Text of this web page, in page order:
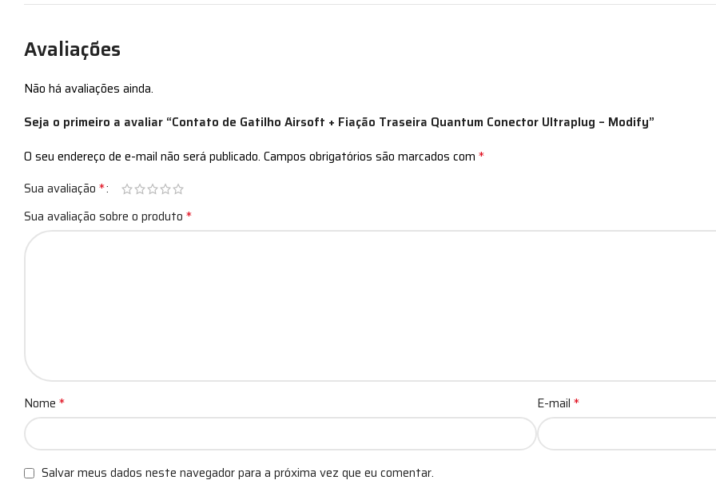
Avaliações
Não há avaliações ainda.
Seja o primeiro a avaliar “Contato de Gatilho Airsoft + Fiação Traseira Quantum Conector Ultraplug – Modify”
O seu endereço de e-mail não será publicado. Campos obrigatórios são marcados com *
Sua avaliação *
Sua avaliação sobre o produto *
Nome * E-mail *
Salvar meus dados neste navegador para a próxima vez que eu comentar.